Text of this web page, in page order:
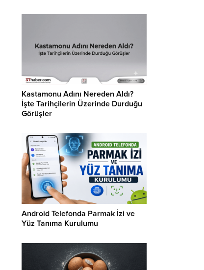
Kastamonu Adını Nereden Aldı?
İşte Tarihçilerin Üzerinde Durduğu
Görüşler
Android Telefonda Parmak İzi ve
Yüz Tanıma Kurulumu